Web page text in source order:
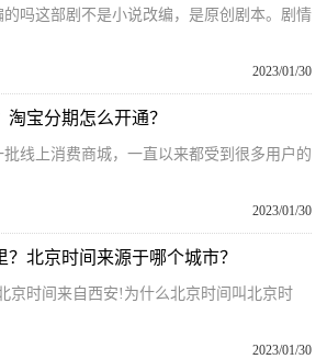
的吗这部剧不是小说改编，是原创剧本。剧情
2023/01/30
宝分期怎么开通？
线上消费商城，一直以来都受到很多用户的
2023/01/30
北京时间来源于哪个城市？
京时间来自西安!为什么北京时间叫北京时
2023/01/30